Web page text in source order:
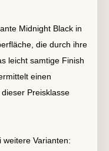
Midnight Black in
die durch ihre
leicht samtige Finish
einen
Preisklasse
weitere Varianten: